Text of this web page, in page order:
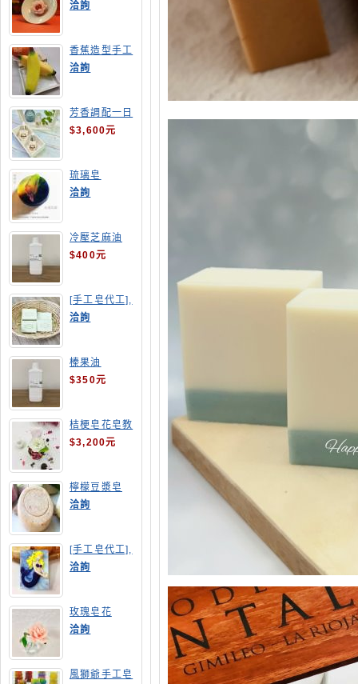
洽詢
香蕉造型手工
皂
洽詢
芳香調配一日
班
$3,600元
琉璃皂
洽詢
冷壓芝麻油
$400元
[手工皂代工],
酪梨手工皂
洽詢
榛果油
$350元
桔梗皂花皂教
學
$3,200元
檸檬豆漿皂
(溫潤手感皂)
洽詢
[手工皂代工],
美人魚手工皂
洽詢
玫瑰皂花
洽詢
風獅爺手工皂